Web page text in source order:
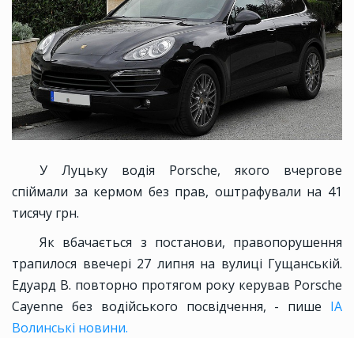
У Луцьку водія Porsche, якого вчергове
спіймали за кермом без прав, оштрафували на 41
тисячу грн.
Як вбачається з постанови, правопорушення
трапилося ввечері 27 липня на вулиці Гущанській.
Едуард В. повторно протягом року керував Porsche
Cayenne без водійського посвідчення, - пише ІА
Волинські новини.